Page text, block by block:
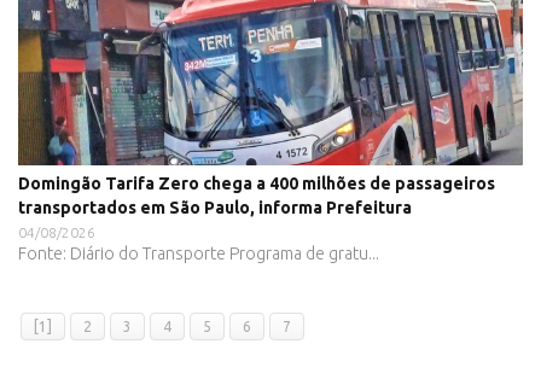
Domingão Tarifa Zero chega a 400 milhões de passageiros
transportados em São Paulo, informa Prefeitura
04/08/2026
Fonte: Diário do Transporte Programa de gratu...
[1] 2 3 4 5 6 7